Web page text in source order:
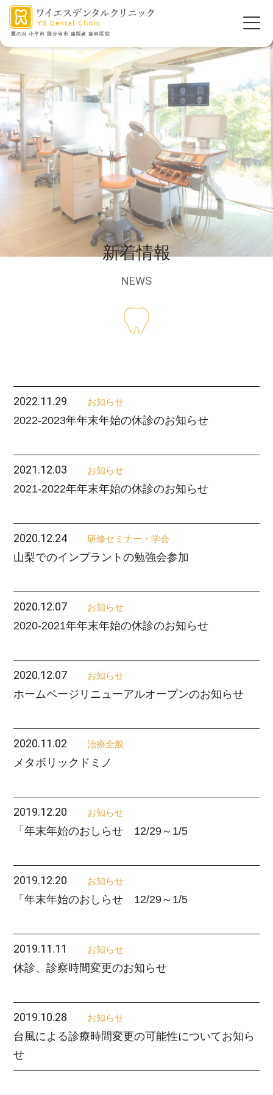
鷹の台 小平市 国分寺市 歯医者 歯科医院
新着情報
NEWS
2022.11.29 お知らせ
2022-2023年年末年始の休診のお知らせ
2021.12.03 お知らせ
2021-2022年年末年始の休診のお知らせ
2020.12.24 研修セミナー・学会
山梨でのインプラントの勉強会参加
2020.12.07 お知らせ
2020-2021年年末年始の休診のお知らせ
2020.12.07 お知らせ
ホームページリニューアルオープンのお知らせ
2020.11.02 治療全般
メタボリックドミノ
2019.12.20 お知らせ
「年末年始のおしらせ 12/29～1/5
2019.12.20 お知らせ
「年末年始のおしらせ 12/29～1/5
2019.11.11 お知らせ
休診、診察時間変更のお知らせ
2019.10.28 お知らせ
台風による診療時間変更の可能性についてお知ら
せ